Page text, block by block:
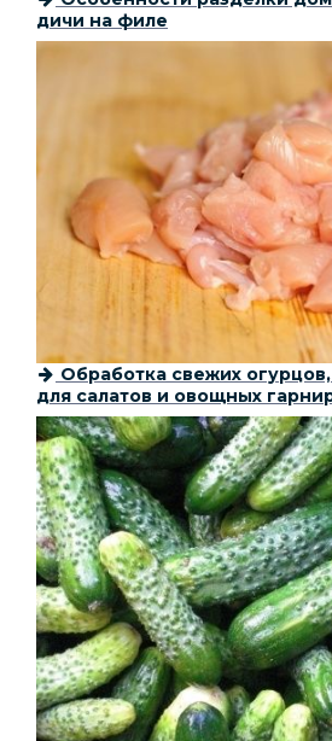
дичи на филе
Обработка свежих
для салатов и овощных